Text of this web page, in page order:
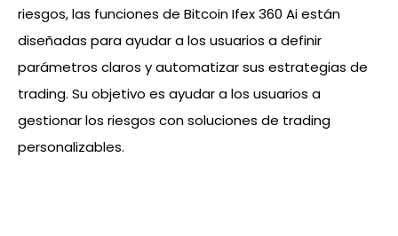
riesgos, las funciones de Bitcoin Ifex 360 Ai están
diseñadas para ayudar a los usuarios a definir
parámetros claros y automatizar sus estrategias de
trading. Su objetivo es ayudar a los usuarios a
gestionar los riesgos con soluciones de trading
personalizables.